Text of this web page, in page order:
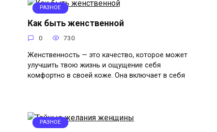
РАЗНОЕ
Как быть женственной
0 730
Женственность — это качество, которое может
улучшить твою жизнь и ощущение себя
комфортно в своей коже. Она включает в себя
РАЗНОЕ